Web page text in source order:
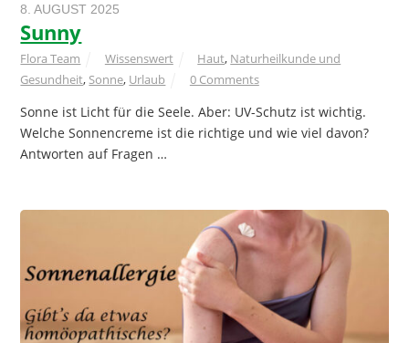
8. AUGUST 2025
Sunny
Flora Team Wissenswert Haut, Naturheilkunde und
Gesundheit, Sonne, Urlaub 0 Comments
Sonne ist Licht für die Seele. Aber: UV-Schutz ist wichtig.
Welche Sonnencreme ist die richtige und wie viel davon?
Antworten auf Fragen …